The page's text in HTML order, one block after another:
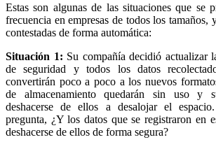
Estas son algunas de las situaciones que se
frecuencia en empresas de todos los tamaños,
contestadas de forma automática:
Situación 1: Su compañía decidió actualizar
de seguridad y todos los datos
convertirán poco a poco a los nuevos
de almacenamiento quedarán sin uso y
deshacerse de ellos a desalojar el
pregunta, ¿Y los datos que se registraron en
deshacerse de ellos de forma segura?